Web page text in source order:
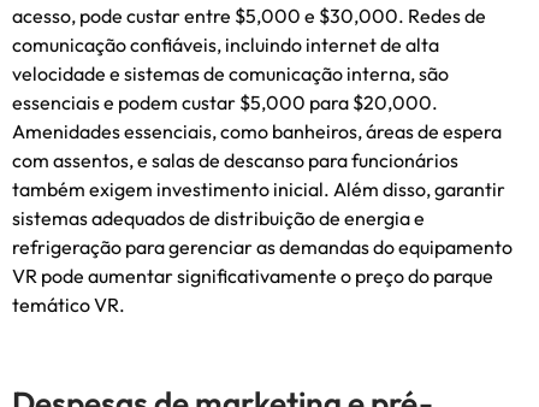
acesso, pode custar entre $5,000 e $30,000. Redes de
comunicação confiáveis, incluindo internet de alta
velocidade e sistemas de comunicação interna, são
essenciais e podem custar $5,000 para $20,000.
Amenidades essenciais, como banheiros, áreas de espera
com assentos, e salas de descanso para funcionários
também exigem investimento inicial. Além disso, garantir
sistemas adequados de distribuição de energia e
refrigeração para gerenciar as demandas do equipamento
VR pode aumentar significativamente o preço do parque
temático VR.